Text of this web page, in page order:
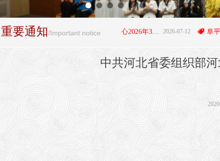
重要通知/Important notice 2026-07-12
뀄 阜平县职业技术教育中心2026年3+4"贯通培养项目拟录取学生名单公示 뀄
中共河北省委组织部